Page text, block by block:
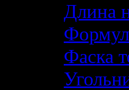
Длина
Фаска